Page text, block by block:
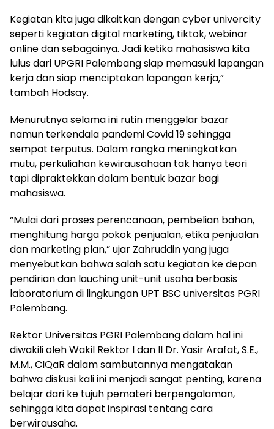
Kegiatan kita juga dikaitkan dengan cyber univercity
seperti kegiatan digital marketing, tiktok, webinar
online dan sebagainya. Jadi ketika mahasiswa kita
lulus dari UPGRI Palembang siap memasuki lapangan
kerja dan siap menciptakan lapangan kerja,”
tambah Hodsay.
Menurutnya selama ini rutin menggelar bazar
namun terkendala pandemi Covid 19 sehingga
sempat terputus. Dalam rangka meningkatkan
mutu, perkuliahan kewirausahaan tak hanya teori
tapi dipraktekkan dalam bentuk bazar bagi
mahasiswa.
“Mulai dari proses perencanaan, pembelian bahan,
menghitung harga pokok penjualan, etika penjualan
dan marketing plan,” ujar Zahruddin yang juga
menyebutkan bahwa salah satu kegiatan ke depan
pendirian dan lauching unit-unit usaha berbasis
laboratorium di lingkungan UPT BSC universitas PGRI
Palembang.
Rektor Universitas PGRI Palembang dalam hal ini
diwakili oleh Wakil Rektor I dan II Dr. Yasir Arafat, S.E.,
M.M., CIQaR dalam sambutannya mengatakan
bahwa diskusi kali ini menjadi sangat penting, karena
belajar dari ke tujuh pemateri berpengalaman,
sehingga kita dapat inspirasi tentang cara
berwirausaha.